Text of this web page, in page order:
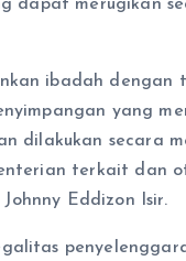
dapat merugikan
ibadah dengan
yang
dilakukan secara
terkait dan
Eddizon Isir.